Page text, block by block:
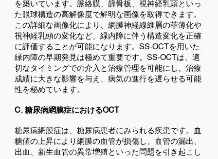
を築いています。脈絡膜、篩骨板、視神経乳頭といっ
た眼球構造の高解像度で鮮明な画像を取得できます。
この詳細な画像化により、網膜神経線維層の菲薄化や
視神経乳頭の変化など、緑内障に伴う構造変化を正確
に評価することが可能になります。SS-OCTを用いた
緑内障の早期発見は極めて重要です。SS-OCTは、適
切なタイミングでの介入と治療管理を可能にし、治療
成績に大きな影響を与え、病気の進行を遅らせる可能
性を秘めています。
C. 糖尿病網膜症におけるOCT
糖尿病網膜症は、糖尿病患者にみられる疾患です。血
糖値の上昇により網膜の血管が損傷し、血管の漏出、
出血、新生血管の異常増殖といった問題を引き起こし